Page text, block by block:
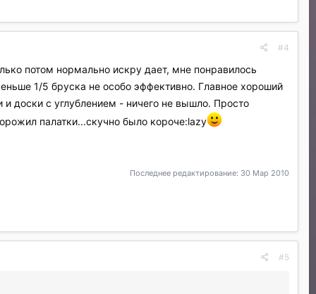
#4
потом нормально искру дает, мне понравилось
1/5 бруска не особо эффективно. Главное хороший
доски с углублением - ничего не вышло. Просто
палатки...скучно было короче:lazy
Последнее редактирование: 30 Мар 2010
#5